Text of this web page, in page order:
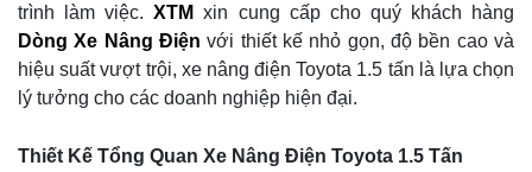
trình làm việc.XTM xin cung cấp cho quý khách hàng
Dòng Xe Nâng Điện với thiết kế nhỏ gọn, độ bền cao và
hiệu suất vượt trội, xe nâng điện Toyota 1.5 tấn là lựa chọn
lý tưởng cho các doanh nghiệp hiện đại.
Thiết Kế Tổng Quan Xe Nâng Điện Toyota 1.5 Tấn